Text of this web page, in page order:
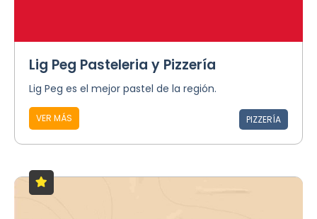
Lig Peg Pasteleria y Pizzería
Lig Peg es el mejor pastel de la región.
VER MÁS PIZZERÍA